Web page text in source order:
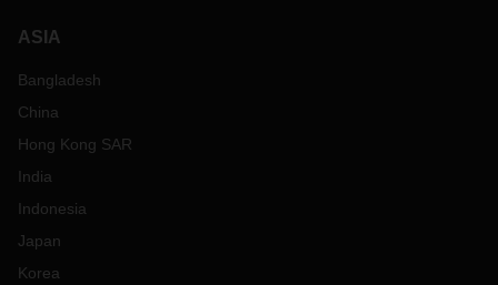
ASIA
Bangladesh
China
Hong Kong SAR
India
Indonesia
Japan
Korea